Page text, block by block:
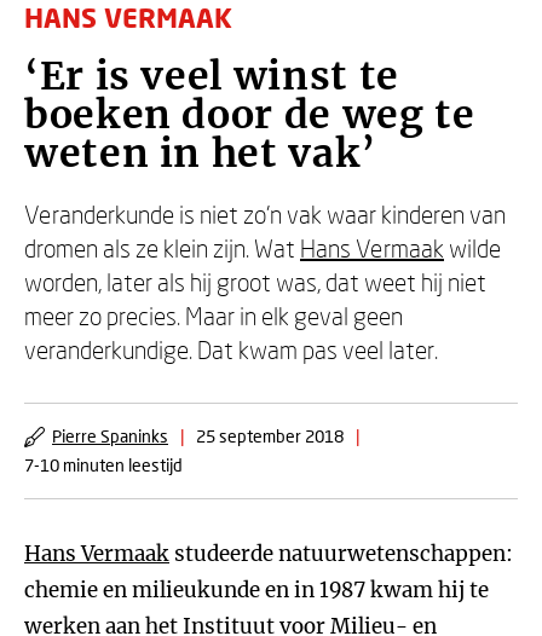
HANS VERMAAK
‘Er is veel winst te
boeken door de weg te
weten in het vak’
Veranderkunde is niet zo’n vak waar kinderen van
dromen als ze klein zijn. Wat Hans Vermaak wilde
worden, later als hij groot was, dat weet hij niet
meer zo precies. Maar in elk geval geen
veranderkundige. Dat kwam pas veel later.
Pierre Spaninks | 25 september 2018
|
7-10 minuten leestijd
Hans Vermaak studeerde natuurwetenschappen:
chemie en milieukunde en in 1987 kwam hij te
werken aan het Instituut voor Milieu- en